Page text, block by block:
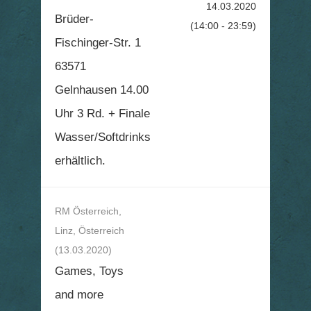
Brüder-
Fischinger-Str. 1
63571
Gelnhausen 14.00
Uhr 3 Rd. + Finale
Wasser/Softdrinks
erhältlich.
14.03.2020
(14:00 - 23:59)
RM Österreich,
Linz, Österreich
(13.03.2020)
Games, Toys
and more